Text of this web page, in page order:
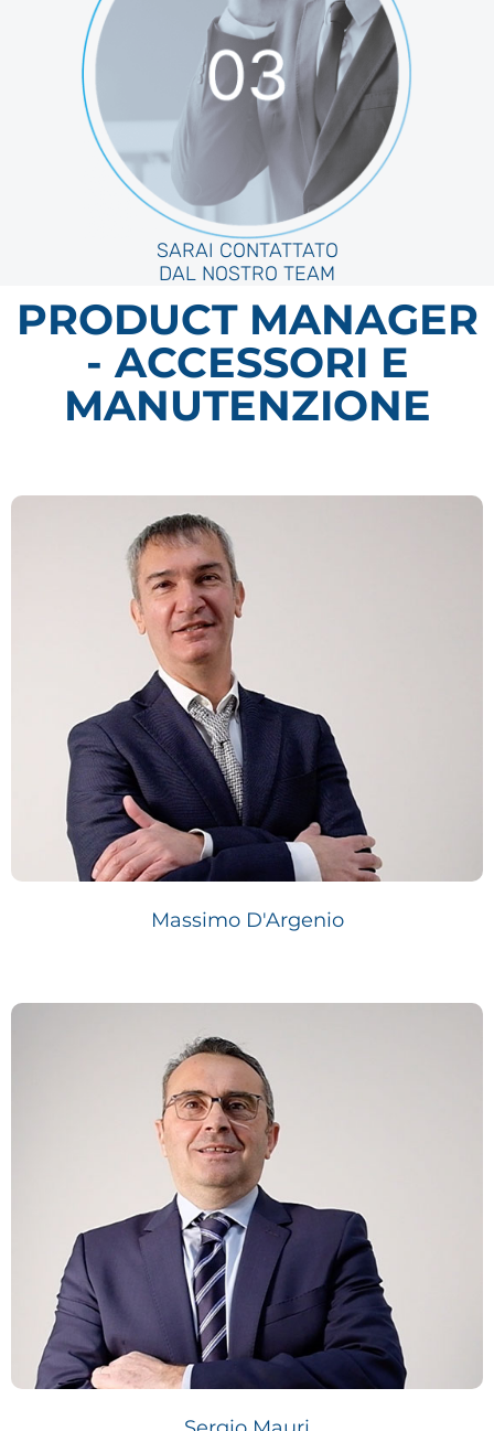
SARAI CONTATTATO
DAL NOSTRO TEAM
PRODUCT MANAGER
- ACCESSORI E
MANUTENZIONE
Massimo D'Argenio